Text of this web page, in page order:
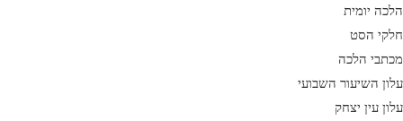
הלכה יומית
חלקי הסט
מכתבי הלכה
עלון השיעור השבועי
עלון עין יצחק